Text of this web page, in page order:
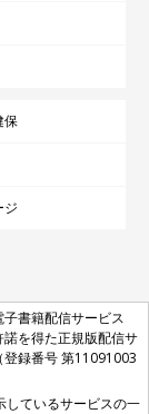
保
ジ
書籍配信サービス
を得た正規版配信サ
録番号 第11091003
しているサービスの一